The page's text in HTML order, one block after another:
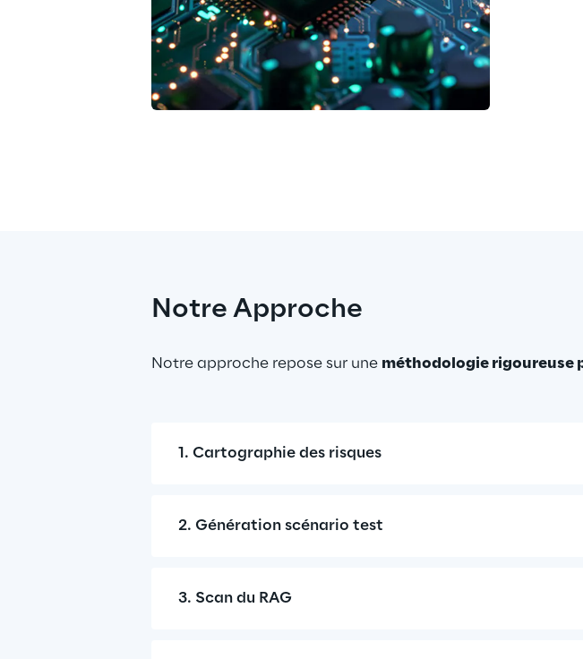
Notre Approche
Notre approche repose sur une méthodologie rigoureuse
1. Cartographie des risques
2. Génération scénario test
3. Scan du RAG